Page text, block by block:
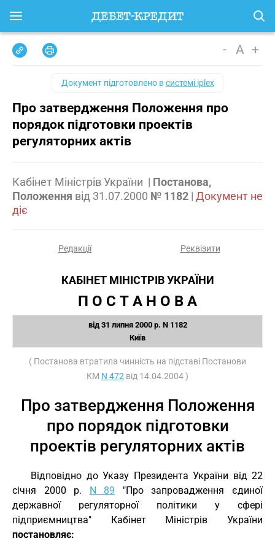
- A +
Документ підготовлено всистемі iplex
Про затвердження Положення про
порядок підготовки проектів
регуляторних актів
Кабінет Міністрів України | Постанова,
Положення від 31.07.2000 № 1182 | Документ не
діє
Редакції Реквізити
КАБІНЕТ МІНІСТРІВ УКРАЇНИ
П О С Т А Н О В А
від 31 липня 2000 р. N 1182
Київ
( Постанова втратила чинність на підставі Постанови
КМ N 472 від 14.04.2004 )
Про затвердження Положення
про порядок підготовки
проектів регуляторних актів
Відповідно до Указу Президента України від 22
січня 2000 р. N 89 "Про запровадження єдиної
державної регуляторної політики у сфері
підприємництва" Кабінет Міністрів України
постановляє: